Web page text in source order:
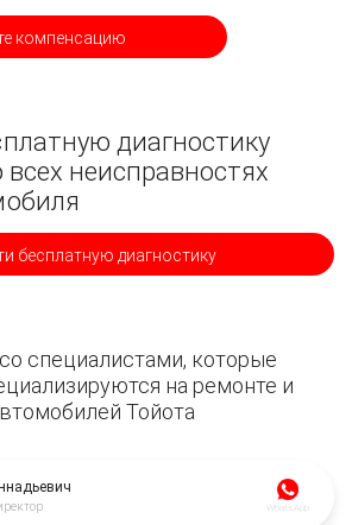
компенсацию
диагностику
всех неисправностях
бесплатную диагностику
специалистами, которые
на ремонте и
Тойота
WhatsApp